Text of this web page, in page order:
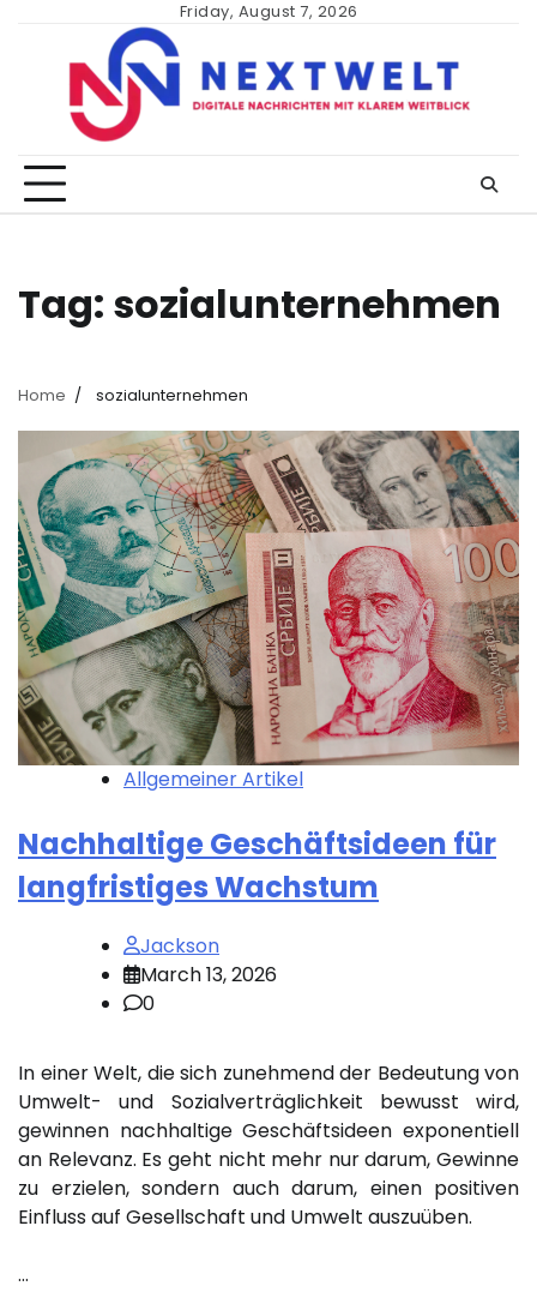
content
Friday, August 7, 2026
Tag: sozialunternehmen
Home sozialunternehmen
Allgemeiner Artikel
Nachhaltige Geschäftsideen für
langfristiges Wachstum
Jackson
March 13, 2026
0
In einer Welt, die sich zunehmend der Bedeutung von
Umwelt- und Sozialverträglichkeit bewusst wird,
gewinnen nachhaltige Geschäftsideen exponentiell
an Relevanz. Es geht nicht mehr nur darum, Gewinne
zu erzielen, sondern auch darum, einen positiven
Einfluss auf Gesellschaft und Umwelt auszuüben.
…